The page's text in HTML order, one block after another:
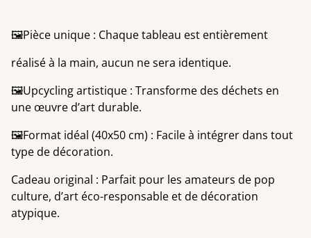
🖼️Pièce unique : Chaque tableau est entièrement
réalisé à la main, aucun ne sera identique.
🖼️Upcycling artistique : Transforme des déchets en
une œuvre d’art durable.
🖼️Format idéal (40x50 cm) : Facile à intégrer dans tout
type de décoration.
Cadeau original : Parfait pour les amateurs de pop
culture, d’art éco-responsable et de décoration
atypique.